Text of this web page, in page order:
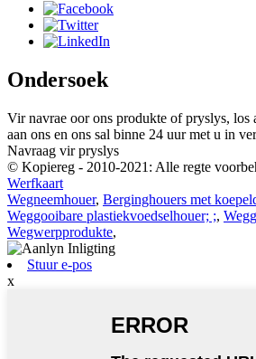
Ondersoek
Vir navrae oor ons produkte of pryslys, los
aan ons en ons sal binne 24 uur met u in
Navraag vir pryslys
© Kopiereg - 2010-2021: Alle regte
Werfkaart
Wegneemhouer, Berginghouers met
Weggooibare plastiekvoedselhouer; ;,
Wegwerpprodukte,
Stuur e-pos
x